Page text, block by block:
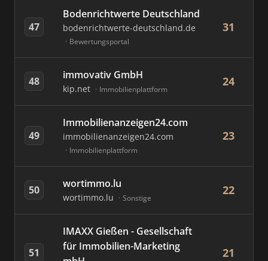
47
Bodenrichtwerte Deutschland
bodenrichtwerte-deutschland.de
Bewertungsportal
31
48 immovativ GmbH
kip.net Immobilienplattform
24
49
Immobilienanzeigen24.com
immobilienanzeigen24.com
Immobilienplattform
23
50 wortimmo.lu
wortimmo.lu Sonstige
22
51
IMAXX Gießen - Gesellschaft
für Immobilien-Marketing
21